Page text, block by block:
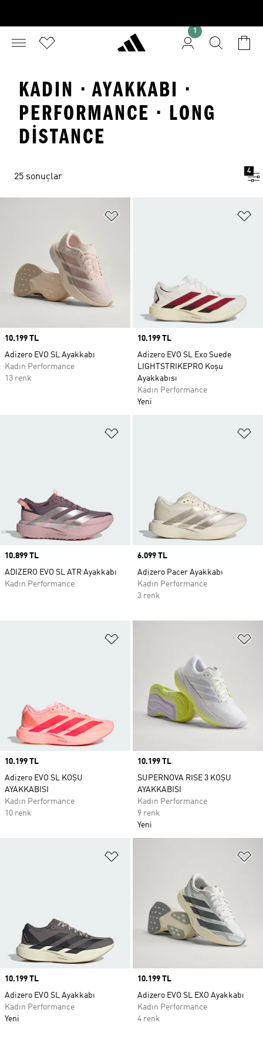
KADIN · AYAKKABI ·
PERFORMANCE · LONG
DISTANCE
25 sonuçlar
4
Price
10.199 TL
Adizero EVO SL Ayakkabı
Kadın Performance
13 renk
Price
10.199 TL
Adizero EVO SL Exo Suede
LIGHTSTRIKEPRO Koşu
Ayakkabısı
Kadın Performance
Yeni
Price
10.899 TL
ADIZERO EVO SL ATR Ayakkabı
Kadın Performance
Price
6.099 TL
Adizero Pacer Ayakkabı
Kadın Performance
3 renk
Price
10.199 TL
Adizero EVO SL KOŞU
AYAKKABISI
Kadın Performance
10 renk
Price
10.199 TL
SUPERNOVA RISE 3 KOŞU
AYAKKABISI
Kadın Performance
9 renk
Yeni
Price
10.199 TL
Adizero EVO SL Ayakkabı
Kadın Performance
Yeni
Price
10.199 TL
Adizero EVO SL EXO Ayakkabı
Kadın Performance
4 renk